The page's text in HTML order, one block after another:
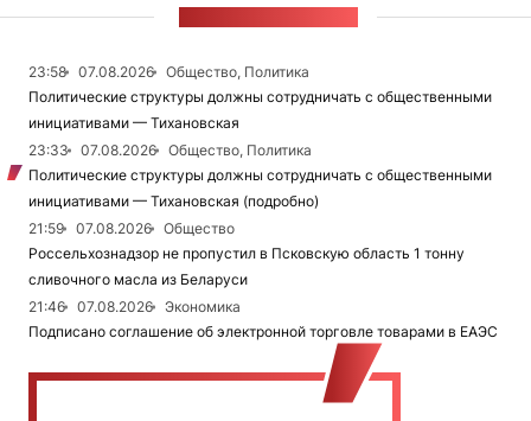
23:58 07.08.2026
Общество, Политика
Политические структуры должны сотрудничать с общественными
инициативами — Тихановская
23:33
07.08.2026
Общество, Политика
Политические структуры должны сотрудничать с общественными
инициативами — Тихановская (подробно)
21:59
07.08.2026
Общество
Россельхознадзор не пропустил в Псковскую область 1 тонну
сливочного масла из Беларуси
21:46
07.08.2026
Экономика
Подписано соглашение об электронной торговле товарами в ЕАЭС